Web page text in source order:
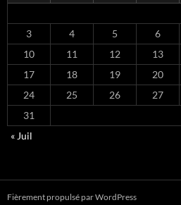
3
4 5 6
10
11 12 13
17
18 19 20
24
25 26 27
31
« Juil
Fièrement propulsé par WordPress